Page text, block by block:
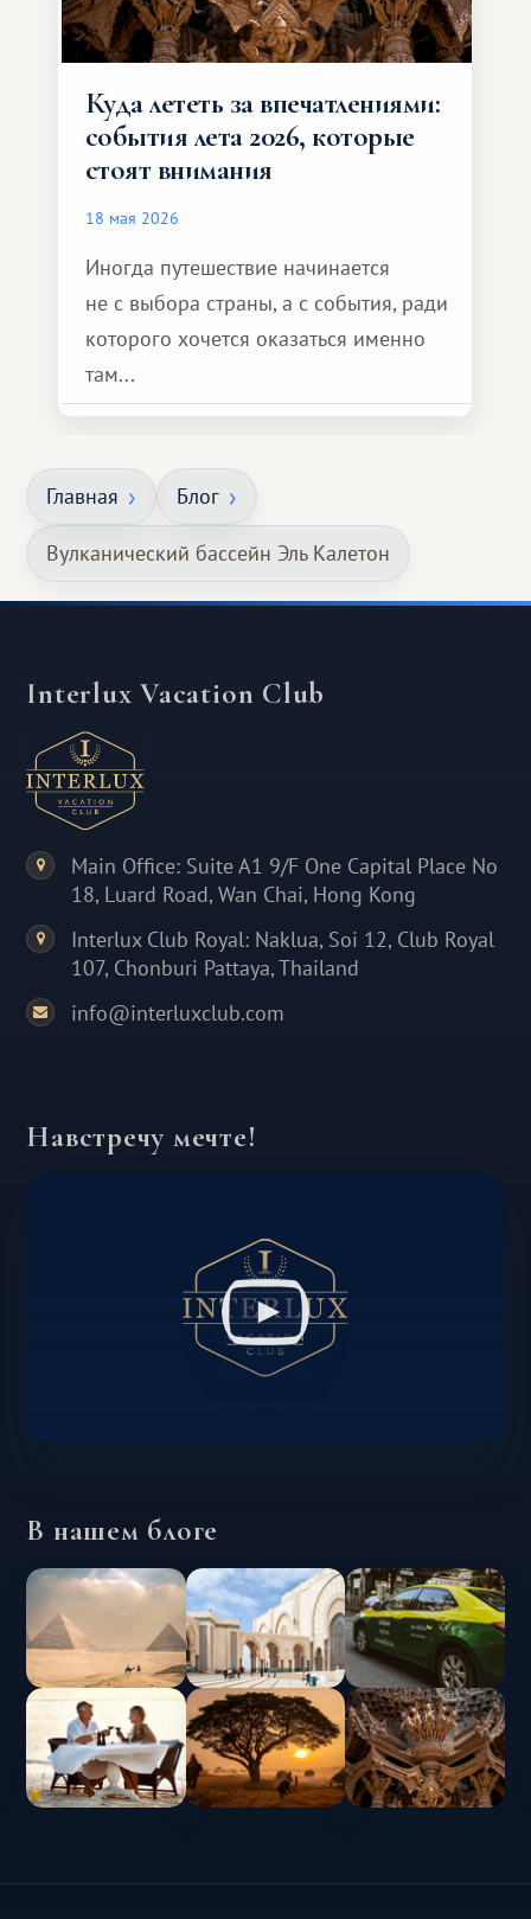
Куда лететь за впечатлениями:
события лета 2026, которые
стоят внимания
18 мая 2026
Иногда путешествие начинается
не с выбора страны, а с события, ради
которого хочется оказаться именно
там...
Главная Блог
Вулканический бассейн Эль Калетон
Interlux Vacation Club
Main Office: Suite A1 9/F One Capital Place No
18, Luard Road, Wan Chai, Hong Kong
Interlux Club Royal: Naklua, Soi 12, Club Royal
107, Chonburi Pattaya, Thailand
info@interluxclub.com
Навстречу мечте!
В нашем блоге